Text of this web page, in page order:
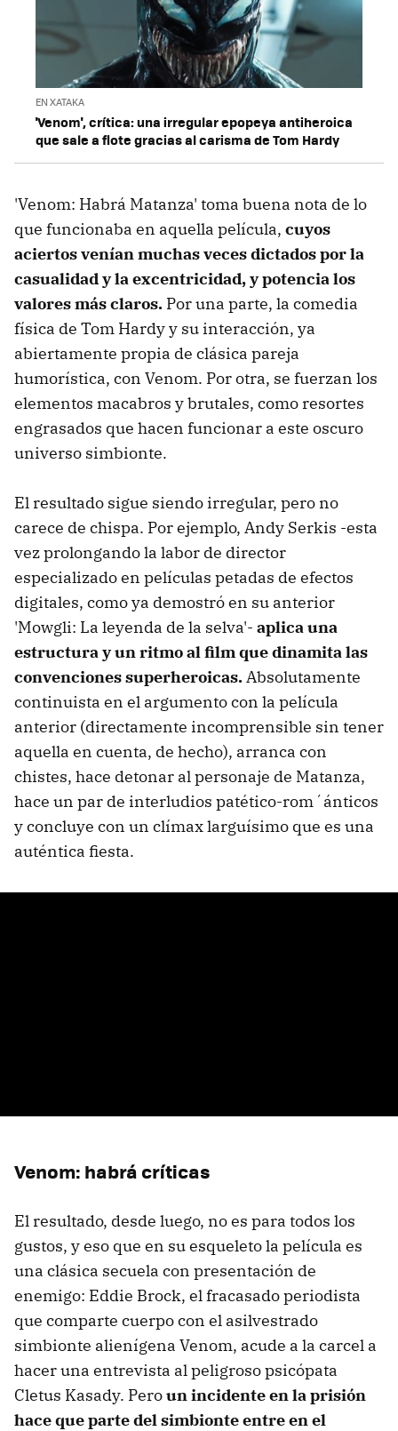
EN XATAKA
'Venom', crítica: una irregular epopeya antiheroica
que sale a flote gracias al carisma de Tom Hardy
'Venom: Habrá Matanza' toma buena nota de lo
que funcionaba en aquella película, cuyos
aciertos venían muchas veces dictados por la
casualidad y la excentricidad, y potencia los
valores más claros. Por una parte, la comedia
física de Tom Hardy y su interacción, ya
abiertamente propia de clásica pareja
humorística, con Venom. Por otra, se fuerzan los
elementos macabros y brutales, como resortes
engrasados que hacen funcionar a este oscuro
universo simbionte.
El resultado sigue siendo irregular, pero no
carece de chispa. Por ejemplo, Andy Serkis -esta
vez prolongando la labor de director
especializado en películas petadas de efectos
digitales, como ya demostró en su anterior
'Mowgli: La leyenda de la selva'- aplica una
estructura y un ritmo al film que dinamita las
convenciones superheroicas. Absolutamente
continuista en el argumento con la película
anterior (directamente incomprensible sin tener
aquella en cuenta, de hecho), arranca con
chistes, hace detonar al personaje de Matanza,
hace un par de interludios patético-rom´ánticos
y concluye con un clímax larguísimo que es una
auténtica fiesta.
Venom: habrá críticas
El resultado, desde luego, no es para todos los
gustos, y eso que en su esqueleto la película es
una clásica secuela con presentación de
enemigo: Eddie Brock, el fracasado periodista
que comparte cuerpo con el asilvestrado
simbionte alienígena Venom, acude a la carcel a
hacer una entrevista al peligroso psicópata
Cletus Kasady. Peroun incidente en la prisión
hace que parte del simbionte entre en el